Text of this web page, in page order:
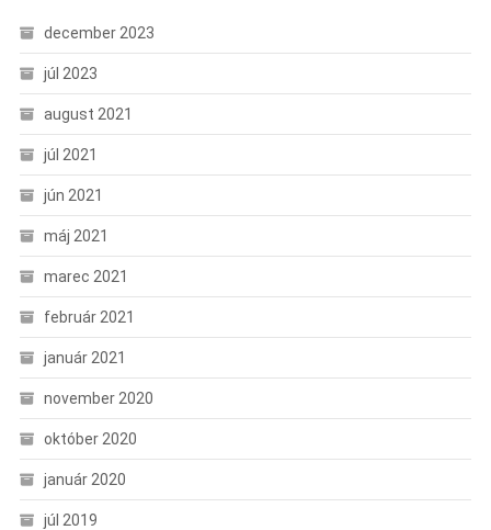
december 2023
júl 2023
august 2021
júl 2021
jún 2021
máj 2021
marec 2021
február 2021
január 2021
november 2020
október 2020
január 2020
júl 2019